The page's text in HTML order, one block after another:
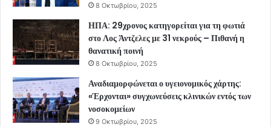
8 Οκτωβρίου, 2025
ΗΠΑ: 29χρονος κατηγορείται για τη φωτιά
στο Λος Άντζελες με 31 νεκρούς – Πιθανή η
θανατική ποινή
8 Οκτωβρίου, 2025
Αναδιαμορφώνεται ο υγειονομικός χάρτης:
«Έρχονται» συγχωνεύσεις κλινικών εντός των
νοσοκομείων
9 Οκτωβρίου, 2025